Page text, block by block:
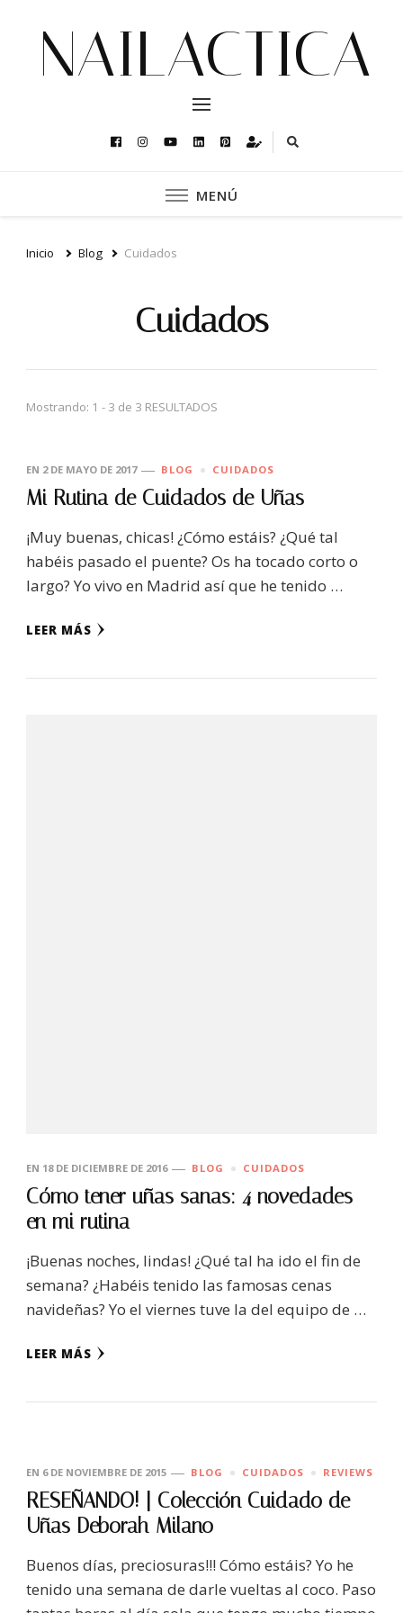
NAILACTICA
MENÚ
Inicio Blog Cuidados
Cuidados
Mostrando: 1 - 3 de 3 RESULTADOS
EN 2 DE MAYO DE 2017 BLOG CUIDADOS
Mi Rutina de Cuidados de Uñas
¡Muy buenas, chicas! ¿Cómo estáis? ¿Qué tal
habéis pasado el puente? Os ha tocado corto o
largo? Yo vivo en Madrid así que he tenido …
LEER MÁS
EN 18 DE DICIEMBRE DE 2016 BLOG CUIDADOS
Cómo tener uñas sanas: 4 novedades
en mi rutina
¡Buenas noches, lindas! ¿Qué tal ha ido el fin de
semana? ¿Habéis tenido las famosas cenas
navideñas? Yo el viernes tuve la del equipo de …
LEER MÁS
EN 6 DE NOVIEMBRE DE 2015 BLOG CUIDADOS REVIEWS
RESEÑANDO! | Colección Cuidado de
Uñas Deborah Milano
Buenos días, preciosuras!!! Cómo estáis? Yo he
tenido una semana de darle vueltas al coco. Paso